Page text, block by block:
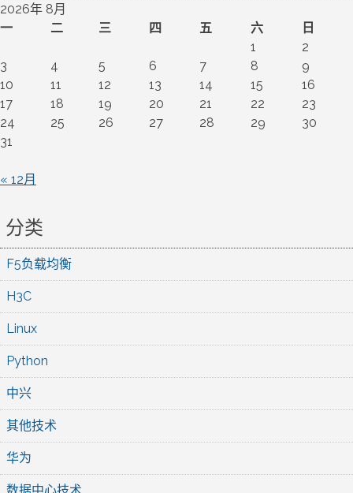
2026年 8月
一
二 三 四 五 六
日
1
2
3
4 5 6 7 8
9
10
11 12 13 14 15
16
17
18 19 20 21 22
23
24
25 26 27 28 29
30
31
« 12月
分类
F5负载均衡
H3C
Linux
Python
中兴
其他技术
华为